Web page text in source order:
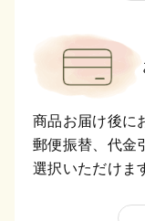
商品お届け後に
郵便振替、代金
選択いただけま